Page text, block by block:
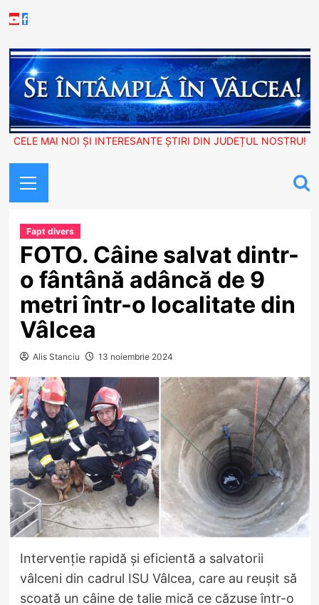
to
Youtube
Facebook
CELE MAI NOI ȘI INTERESANTE ȘTIRI DIN JUDEȚUL NOSTRU!
Menu
Fapt divers
FOTO. Câine salvat dintr-
o fântână adâncă de 9
metri într-o localitate din
Vâlcea
Alis Stanciu 13 noiembrie 2024
Intervenție rapidă și eficientă a salvatorii
vâlceni din cadrul ISU Vâlcea, care au reușit să
scoată un câine de talie mică ce căzuse într-o